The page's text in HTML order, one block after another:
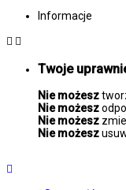
Informacje
Twoje
Nie możesz
Nie możesz
Nie możesz
Nie możesz